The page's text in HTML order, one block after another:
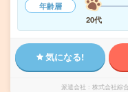
年齢層
20代
気になる!
派遣会社 株式会社綜